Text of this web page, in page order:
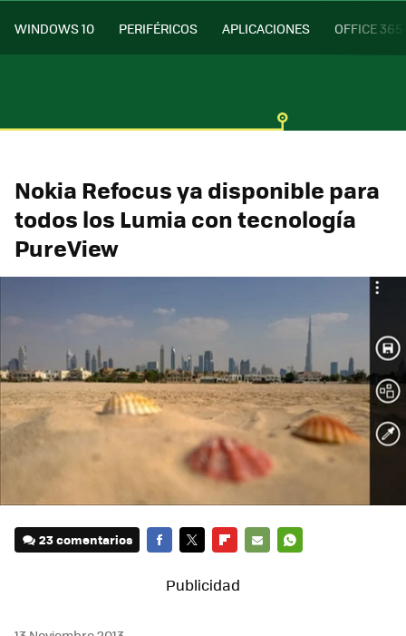
WINDOWS 10 PERIFÉRICOS APLICACIONES OFFICE 365
Nokia Refocus ya disponible para
todos los Lumia con tecnología
PureView
23 comentarios